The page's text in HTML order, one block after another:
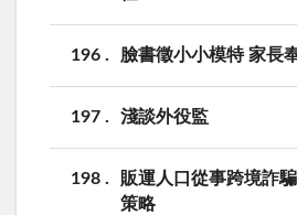
196 臉書徵小小模特 家長
197 淺談外役監
198
販運人口從事跨境詐
策略